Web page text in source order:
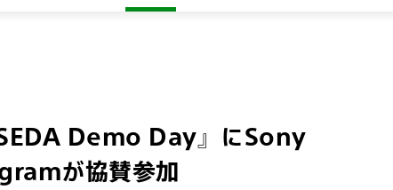
Demo Day』にSony
が協賛参加